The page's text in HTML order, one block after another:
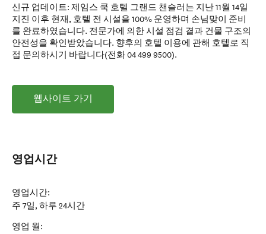
신규 업데이트: 제임스 쿡 호텔 그랜드 챈슬러는 지난 11월 14일
지진 이후 현재, 호텔 전 시설을 100% 운영하며 손님맞이 준비
를 완료하였습니다. 전문가에 의한 시설 점검 결과 건물 구조의
안전성을 확인받았습니다. 향후의 호텔 이용에 관해 호텔로 직
접 문의하시기 바랍니다(전화 04 499 9500).
웹사이트 가기
영업시간
영업시간:
주 7일, 하루 24시간
영업 월: